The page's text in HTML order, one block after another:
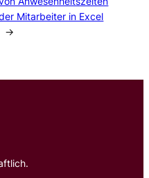
Mitarbeiter in Excel
→